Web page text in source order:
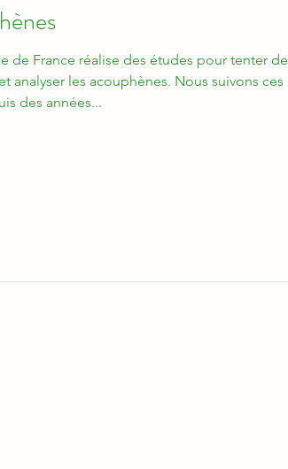
de France réalise des études pour tenter de
analyser les acouphènes. Nous suivons ces
des années...